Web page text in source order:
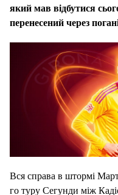
який мав відбутися
перенесений через
Вся справа в штормі
го туру Сегунди між